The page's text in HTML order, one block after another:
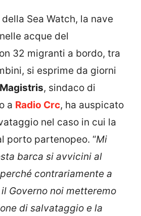
Sea Watch, la nave
acque del
32 migranti a bordo, tra
si esprime da giorni
, sindaco di
a Radio Crc, ha auspicato
nel caso in cui la
porto partenopeo. “Mi
barca si avvicini al
contrariamente a
Governo noi metteremo
di salvataggio e la